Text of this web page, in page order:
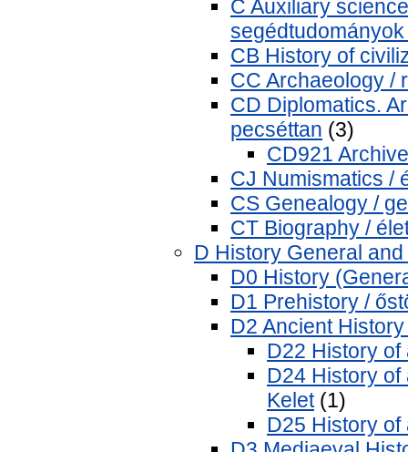
C Auxiliary
CB History of
CC Archaeology /
CD Diplomatics.
pecséttan (3)
CD921
CJ Numismatics /
CS Genealogy /
CT Biography /
D History General
D0 History
D1 Prehistory /
D2 Ancient
D22 History of
D24 History
Kelet(1)
D25 History of